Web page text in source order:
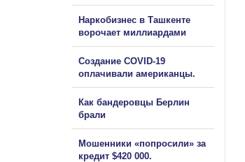
Наркобизнес в Ташкенте
ворочает миллиардами
Создание COVID-19
оплачивали американцы.
Как бандеровцы Берлин
брали
Мошенники «попросили» за
кредит $420 000.